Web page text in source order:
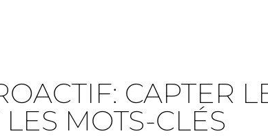
CAPTER
MOTS-CLÉS